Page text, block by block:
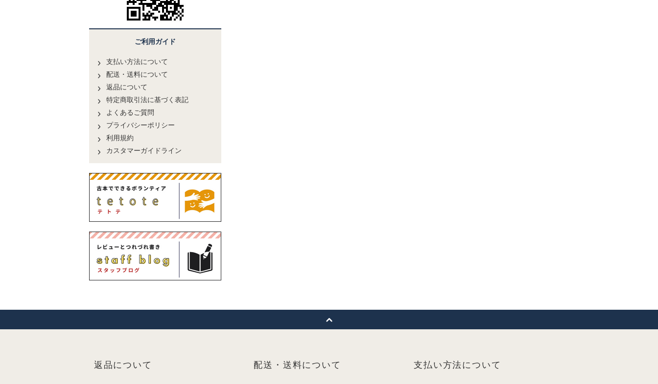
ご利用ガイド
支払い方法について
配送・送料について
返品について
特定商取引法に基づく表記
よくあるご質問
プライバシーポリシー
利用規約
カスタマーガイドライン
返品について 配送・送料について 支払い方法について